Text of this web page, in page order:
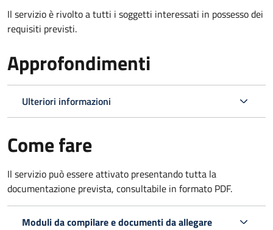
Il servizio è rivolto a tutti i soggetti interessati in possesso dei
requisiti previsti.
Approfondimenti
Ulteriori informazioni
Come fare
Il servizio può essere attivato presentando tutta la
documentazione prevista, consultabile in formato PDF.
Moduli da compilare e documenti da allegare